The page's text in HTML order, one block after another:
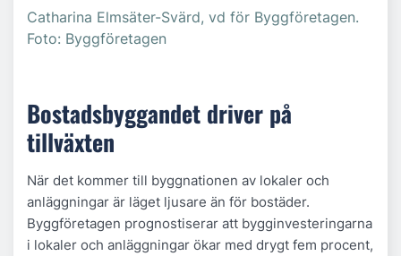
Catharina Elmsäter-Svärd, vd för Byggföretagen.
Foto: Byggföretagen
Bostadsbyggandet driver på
tillväxten
När det kommer till byggnationen av lokaler och
anläggningar är läget ljusare än för bostäder.
Byggföretagen prognostiserar att bygginvesteringarna
i lokaler och anläggningar ökar med drygt fem procent,